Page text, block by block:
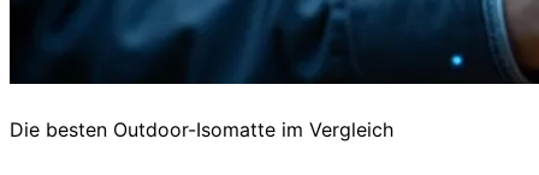
Die besten Outdoor-Isomatte im Vergleich